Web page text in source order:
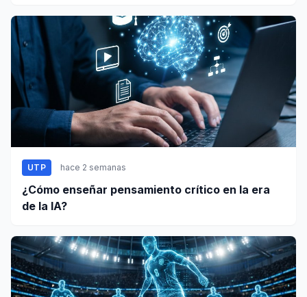
UTP hace 2 semanas
¿Cómo enseñar pensamiento crítico en la era
de la IA?